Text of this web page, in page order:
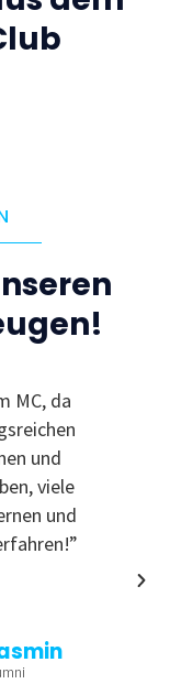
MC, da
und
viele
und